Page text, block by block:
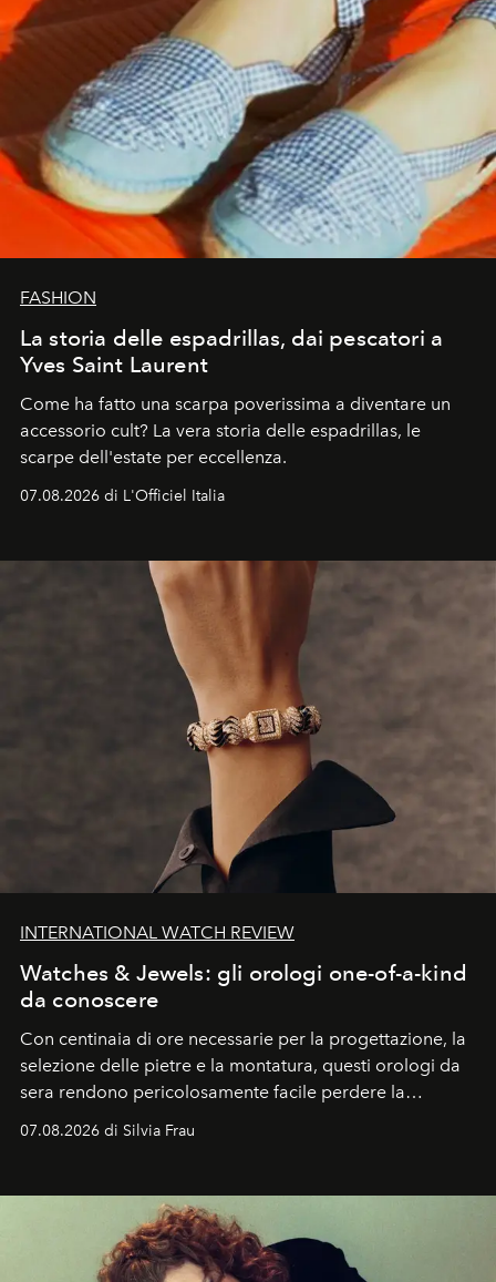
FASHION
La storia delle espadrillas, dai pescatori a
Yves Saint Laurent
Come ha fatto una scarpa poverissima a diventare un
accessorio cult? La vera storia delle espadrillas, le
scarpe dell'estate per eccellenza.
07.08.2026 di L'Officiel Italia
INTERNATIONAL WATCH REVIEW
Watches & Jewels: gli orologi one-of-a-kind
da conoscere
Con centinaia di ore necessarie per la progettazione, la
selezione delle pietre e la montatura, questi orologi da
sera rendono pericolosamente facile perdere la
cognizione del tempo. Ma con quadranti così
07.08.2026 di Silvia Frau